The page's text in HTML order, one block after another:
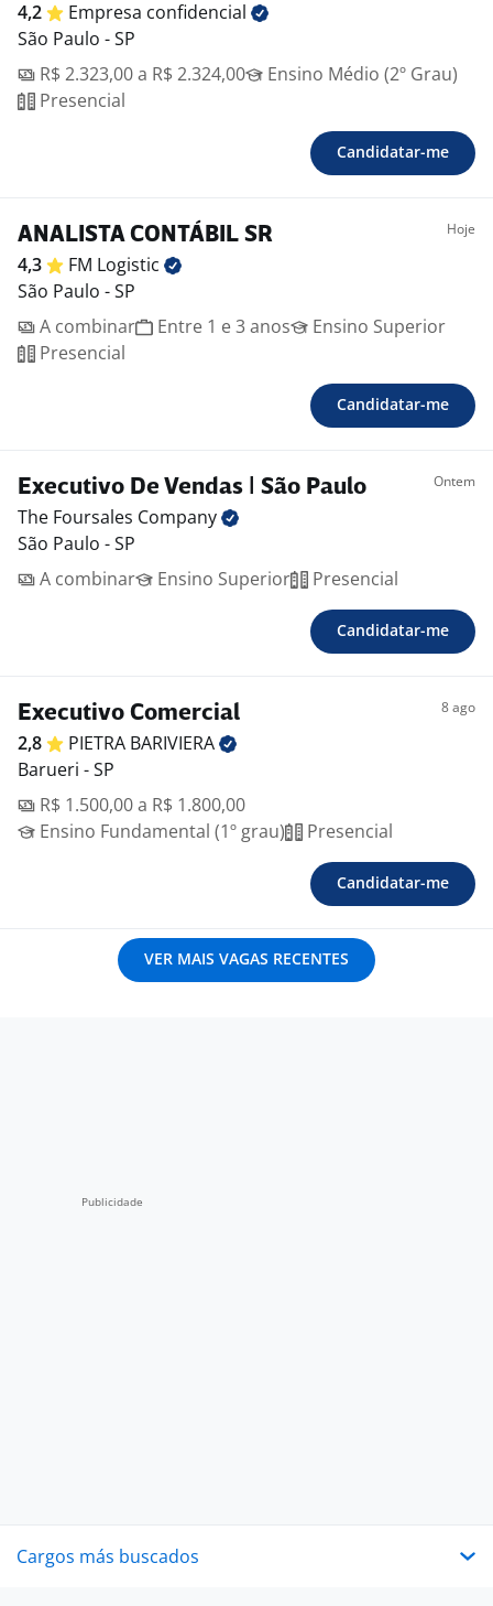
4,2 Empresa confidencial
São Paulo - SP
R$ 2.323,00 a R$ 2.324,00
Ensino Médio (2º Grau)
Presencial
Candidatar-me
ANALISTA CONTÁBIL SR Hoje
4,3 FM Logistic
São Paulo - SP
A combinar
Entre 1 e 3 anos
Ensino Superior
Presencial
Candidatar-me
Executivo De Vendas | São Paulo Ontem
The Foursales Company
São Paulo - SP
A combinar
Ensino Superior Presencial
Candidatar-me
Executivo Comercial 8 ago
2,8 PIETRA BARIVIERA
Barueri - SP
R$ 1.500,00 a R$ 1.800,00
Ensino Fundamental (1º grau)
Presencial
Candidatar-me
VER MAIS VAGAS RECENTES
Cargos más buscados